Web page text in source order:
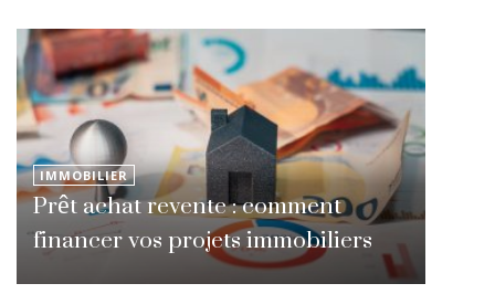
IMMOBILIER
Prêt achat revente : comment
financer vos projets immobiliers